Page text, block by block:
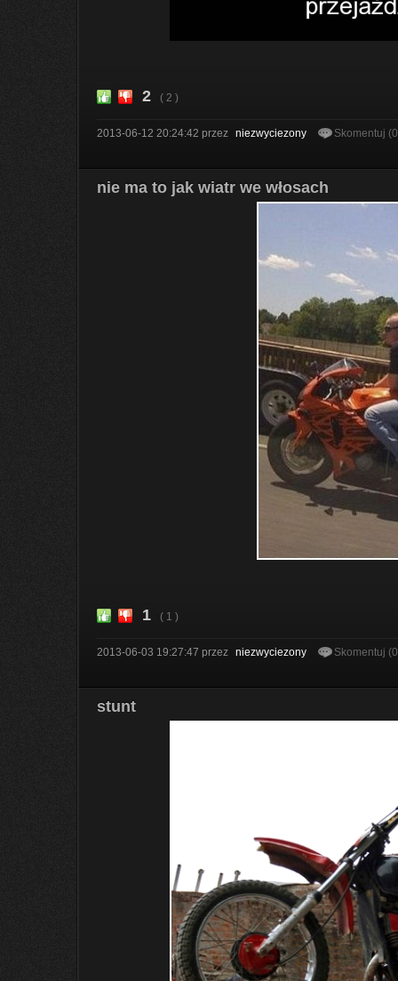
2 ( 2 )
2013-06-12 20:24:42 przez niezwyciezony Skomentuj
nie ma to jak wiatr we włosach
1 ( 1 )
2013-06-03 19:27:47 przez niezwyciezony Skomentuj
stunt